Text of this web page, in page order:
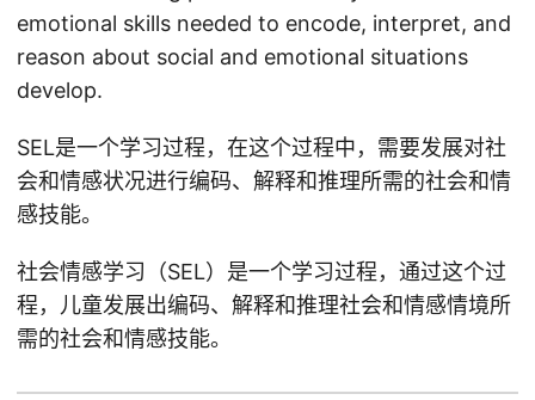
emotional skills needed to encode, interpret, and
reason about social and emotional situations
develop.
SEL是一个学习过程，在这个过程中，需要发展对社
会和情感状况进行编码、解释和推理所需的社会和情
感技能。
社会情感学习（SEL）是一个学习过程，通过这个过
程，儿童发展出编码、解释和推理社会和情感情境所
需的社会和情感技能。